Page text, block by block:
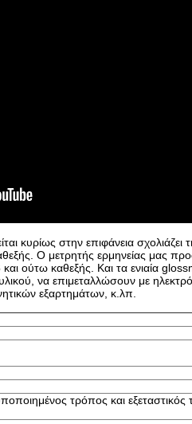
κυρίως στην επιφάνεια
Ο μετρητής ερμηνείας μας
ούτω καθεξής. Και τα ενιαία
να επιμεταλλώσουν με
εξαρτημάτων, κ.λπ.
τρόπος και εξεταστικός